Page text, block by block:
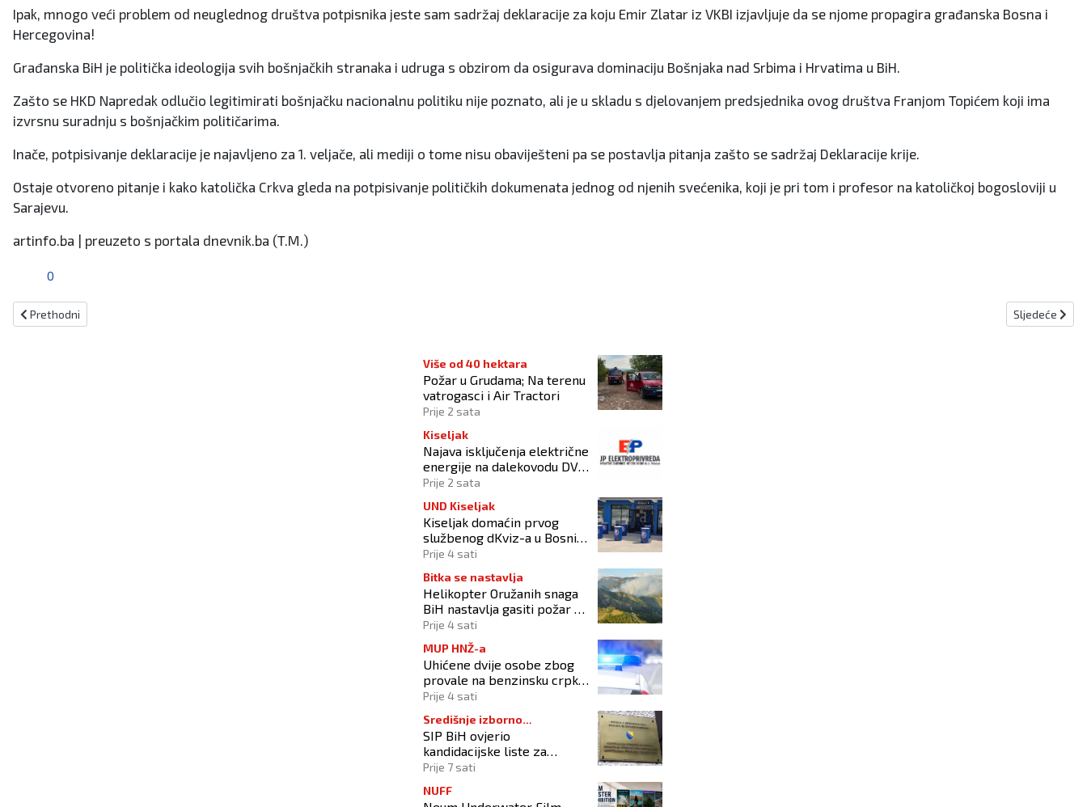
Ipak, mnogo veći problem od neuglednog društva potpisnika jeste sam sadržaj deklaracije za koju Emir Zlatar iz VKBI izjavljuje da se njome propagira građanska Bosna i
Hercegovina!
Građanska BiH je politička ideologija svih bošnjačkih stranaka i udruga s obzirom da osigurava dominaciju Bošnjaka nad Srbima i Hrvatima u BiH.
Zašto se HKD Napredak odlučio legitimirati bošnjačku nacionalnu politiku nije poznato, ali je u skladu s djelovanjem predsjednika ovog društva Franjom Topićem koji ima
izvrsnu suradnju s bošnjačkim političarima.
Inače, potpisivanje deklaracije je najavljeno za 1. veljače, ali mediji o tome nisu obaviješteni pa se postavlja pitanja zašto se sadržaj Deklaracije krije.
Ostaje otvoreno pitanje i kako katolička Crkva gleda na potpisivanje političkih dokumenata jednog od njenih svećenika, koji je pri tom i profesor na katoličkoj bogosloviji u
Sarajevu.
artinfo.ba | preuzeto s portala dnevnik.ba (T.M.)
0
Prethodni članak: Alarmantno u Fojnici: Izlila se rijeka Željeznica
Prethodni Sljedeći
Sljedeće
Više od 40 hektara
Požar u Grudama; Na terenu
vatrogasci i Air Tractori
Prije 2 sata
Kiseljak
Najava isključenja električne
energije na dalekovodu DV
10 kV „DALMACIJA“
Prije 2 sata
UND Kiseljak
Kiseljak domaćin prvog
službenog dKviz-a u Bosni i
Hercegovini
Prije 4 sati
Bitka se nastavlja
Helikopter Oružanih snaga
BiH nastavlja gasiti požar na
području Konjica
Prije 4 sati
MUP HNŽ-a
Uhićene dvije osobe zbog
provale na benzinsku crpku
u Konjicu
Prije 4 sati
Središnje izborno
povjerenstvo
SIP BiH ovjerio
kandidacijske liste za
kompenzacijske mandate na
Prije 7 sati
NUFF